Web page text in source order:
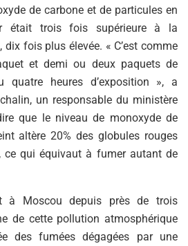
de carbone et de particules en
était trois fois supérieure à la
fois plus élevée. « C’est comme
et demi ou deux paquets de
quatre heures d’exposition », a
un responsable du ministère
que le niveau de monoxyde de
altère 20% des globules rouges
ce qui équivaut à fumer autant de
à Moscou depuis près de trois
de cette pollution atmosphérique
des fumées dégagées par une